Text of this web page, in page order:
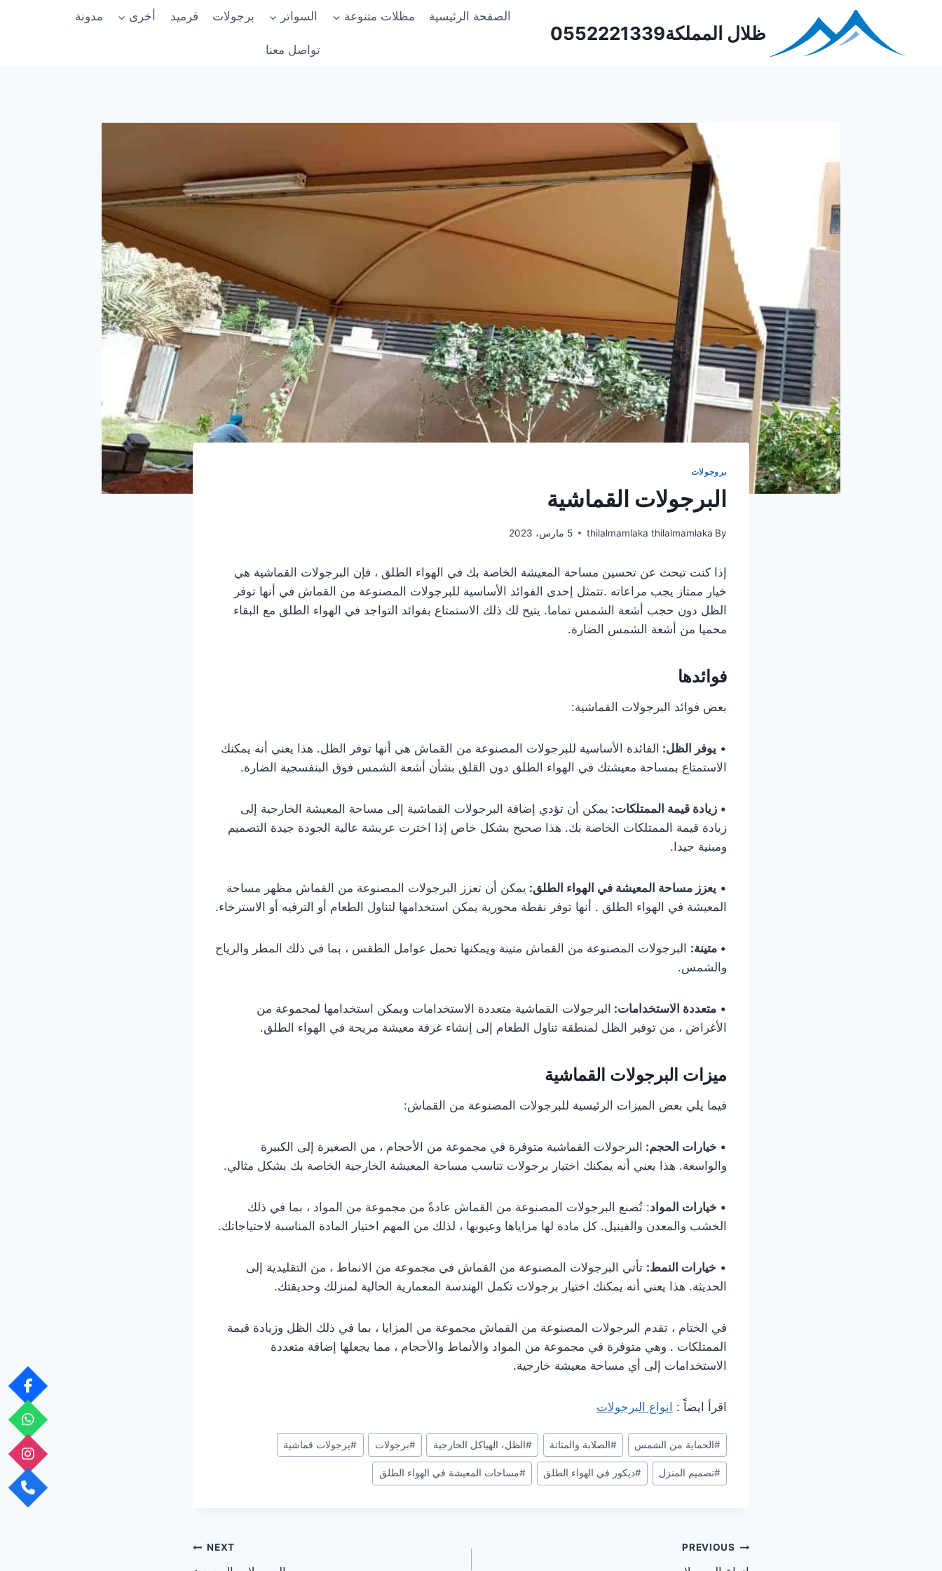
ظلال المملكة0552221339
الصفحة الرئيسية مظلات متنوعة السواتر برجولات قرميد أخرى مدونة
تواصل معنا
بروجولات
البرجولات القماشية
By
thilalmamlaka thilalmamlaka 5 مارس، 2023
إذا كنت تبحث عن تحسين مساحة المعيشة الخاصة بك في الهواء الطلق ، فإن البرجولات القماشية هي
خيار ممتاز يجب مراعاته .تتمثل إحدى الفوائد الأساسية للبرجولات المصنوعة من القماش في أنها توفر
الظل دون حجب أشعة الشمس تماما. يتيح لك ذلك الاستمتاع بفوائد التواجد في الهواء الطلق مع البقاء
محميا من أشعة الشمس الضارة.
فوائدها
بعض فوائد البرجولات القماشية:
• يوفر الظل: الفائدة الأساسية للبرجولات المصنوعة من القماش هي أنها توفر الظل. هذا يعني أنه يمكنك
الاستمتاع بمساحة معيشتك في الهواء الطلق دون القلق بشأن أشعة الشمس فوق البنفسجية الضارة.
• زيادة قيمة الممتلكات: يمكن أن تؤدي إضافة البرجولات القماشية إلى مساحة المعيشة الخارجية إلى
زيادة قيمة الممتلكات الخاصة بك. هذا صحيح بشكل خاص إذا اخترت عريشة عالية الجودة جيدة التصميم
ومبنية جيدا.
• يعزز مساحة المعيشة في الهواء الطلق: يمكن أن تعزز البرجولات المصنوعة من القماش مظهر مساحة
المعيشة في الهواء الطلق . أنها توفر نقطة محورية يمكن استخدامها لتناول الطعام أو الترفيه أو الاسترخاء.
• متينة: البرجولات المصنوعة من القماش متينة ويمكنها تحمل عوامل الطقس ، بما في ذلك المطر والرياح
والشمس.
• متعددة الاستخدامات: البرجولات القماشية متعددة الاستخدامات ويمكن استخدامها لمجموعة من
الأغراض ، من توفير الظل لمنطقة تناول الطعام إلى إنشاء غرفة معيشة مريحة في الهواء الطلق.
ميزات البرجولات القماشية
فيما يلي بعض الميزات الرئيسية للبرجولات المصنوعة من القماش:
• خيارات الحجم: البرجولات القماشية متوفرة في مجموعة من الأحجام ، من الصغيرة إلى الكبيرة
والواسعة. هذا يعني أنه يمكنك اختيار برجولات تناسب مساحة المعيشة الخارجية الخاصة بك بشكل مثالي.
• خيارات المواد: تُصنع البرجولات المصنوعة من القماش عادةً من مجموعة من المواد ، بما في ذلك
الخشب والمعدن والفينيل. كل مادة لها مزاياها وعيوبها ، لذلك من المهم اختيار المادة المناسبة لاحتياجاتك.
• خيارات النمط: تأتي البرجولات المصنوعة من القماش في مجموعة من الانماط ، من التقليدية إلى
الحديثة. هذا يعني أنه يمكنك اختيار برجولات تكمل الهندسة المعمارية الحالية لمنزلك وحديقتك.
في الختام ، تقدم البرجولات المصنوعة من القماش مجموعة من المزايا ، بما في ذلك الظل وزيادة قيمة
الممتلكات . وهي متوفرة في مجموعة من المواد والأنماط والأحجام ، مما يجعلها إضافة متعددة
الاستخدامات إلى أي مساحة معيشة خارجية.
اقرأ ايضاًً : انواع البرجولات
Post
Tags:
#الحماية من الشمس #الصلابة والمتانة #الظل، الهياكل الخارجية #برجولات #برجولات قماشية
#تصميم المنزل #ديكور في الهواء الطلق #مساحات المعيشة في الهواء الطلق
تصفّح
PREVIOUS
NEXT